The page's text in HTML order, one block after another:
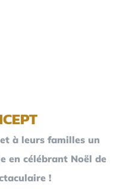
à leurs familles un
en célébrant Noël de
!